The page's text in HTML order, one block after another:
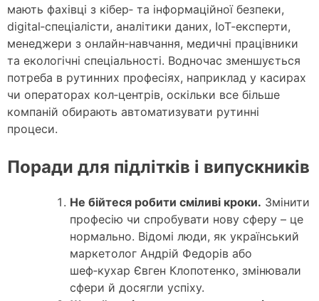
мають фахівці з кібер‑ та інформаційної безпеки,
digital‑спеціалісти, аналітики даних, IoT‑експерти,
менеджери з онлайн‑навчання, медичні працівники
та екологічні спеціальності. Водночас зменшується
потреба в рутинних професіях, наприклад у касирах
чи операторах кол‑центрів, оскільки все більше
компаній обирають автоматизувати рутинні
процеси.
Поради для підлітків і випускників
Не бійтеся робити сміливі кроки. Змінити
професію чи спробувати нову сферу – це
нормально. Відомі люди, як український
маркетолог Андрій Федорів або
шеф‑кухар Євген Клопотенко, змінювали
сфери й досягли успіху.